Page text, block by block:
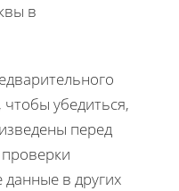
в
убедиться,
перед
данные в других